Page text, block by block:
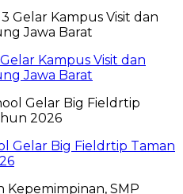
Kampus Visit dan
Jawa Barat
Gelar Big Fieldrtip Taman